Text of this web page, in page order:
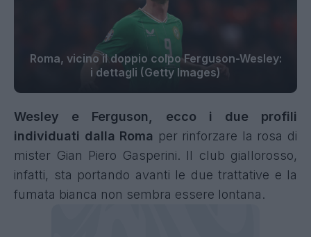
Roma, vicino il doppio colpo Ferguson-Wesley:
i dettagli (Getty Images)
Wesley e Ferguson, ecco i due profili
individuati dalla Roma per rinforzare la rosa di
mister Gian Piero Gasperini. Il club giallorosso,
infatti, sta portando avanti le due trattative e la
fumata bianca non sembra essere lontana.